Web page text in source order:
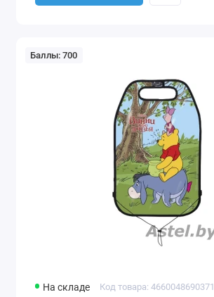
Баллы: 700
На складе Код товара: 4660048690371